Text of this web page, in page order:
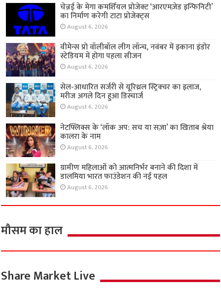
चेन्नई के मेगा कमर्शियल प्रोजेक्ट ‘आरएमज़ेड इन्फिनिटी’
का निर्माण करेगी टाटा प्रोजेक्ट्स
August 6, 2026
वीमेन्स प्रो वॉलीबॉल लीग लॉन्च, नवंबर में इकाना इंडोर
स्टेडियम में होगा पहला सीजन
August 6, 2026
सेल-आधारित सर्जरी से यूरिथ्रल स्ट्रिक्चर का इलाज,
मरीज अगले दिन हुआ डिस्चार्ज
August 6, 2026
नेटफ्लिक्स के ‘लॉक अप: सच या सज़ा’ का खिताब श्रेया
कालरा के नाम
August 6, 2026
ग्रामीण महिलाओं को आत्मनिर्भर बनाने की दिशा में
डालमिया भारत फाउंडेशन की नई पहल
August 6, 2026
मौसम का हाल
Share Market Live